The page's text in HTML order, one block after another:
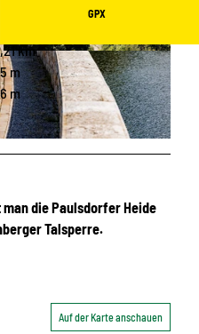
© Tourismusverband Erzgebirge e.V. /Martin Do
nath , Erlebnisheimat Erzgebirge |CC-BY-ND
GPX
km
m
m
die Paulsdorfer Heide
Talsperre.
Auf der Karte anschauen